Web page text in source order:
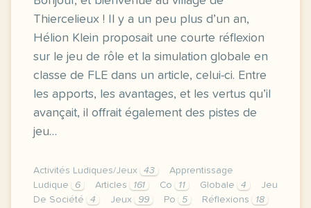
Thiercelieux ! Il y a un peu plus d’un an,
Hélion Klein proposait une courte réflexion
sur le jeu de rôle et la simulation globale en
classe de FLE dans un article, celui-ci. Entre
les apports, les avantages, et les vertus qu’il
avançait, il offrait également des pistes de
jeu…
Activités Ludiques/Jeux 43
Apprentissage
Ludique
6 Articles 161 Co 11 Globale 4
Jeu
De Société
4 Jeux 99 Po 5 Réflexions
18